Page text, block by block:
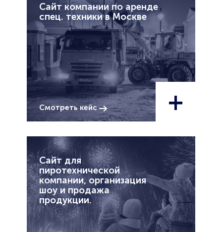
Сайт компании по аренде
спец. техники в Москве
Смотреть кейс +
Сайт для
пиротехнической
компании, организация
шоу и продажа
продукции.